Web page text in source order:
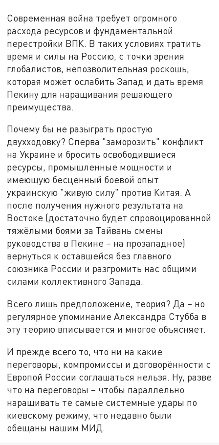
Современная война требует огромного
расхода ресурсов и фундаментальной
перестройки ВПК. В таких условиях тратить
время и силы на Россию, с точки зрения
глобалистов, непозволительная роскошь,
которая может ослабить Запад и дать время
Пекину для наращивания решающего
преимущества.
Почему бы не разыграть простую
двухходовку? Сперва "заморозить" конфликт
на Украине и бросить освободившиеся
ресурсы, промышленные мощности и
имеющую бесценный боевой опыт
украинскую "живую силу" против Китая. А
после получения нужного результата на
Востоке (достаточно будет спровоцированной
тяжёлыми боями за Тайвань смены
руководства в Пекине – на прозападное)
вернуться к оставшейся без главного
союзника России и разгромить нас общими
силами коллективного Запада.
Всего лишь предположение, теория? Да – но
регулярное упоминание Александра Стубба в
эту теорию вписывается и многое объясняет.
И прежде всего то, что ни на какие
переговоры, компромиссы и договорённости с
Европой России соглашаться нельзя. Ну, разве
что на переговоры – чтобы параллельно
наращивать те самые системные удары по
киевскому режиму, что недавно были
обещаны нашим МИД.